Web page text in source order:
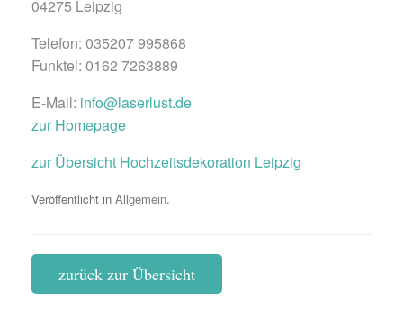
04275 Leipzig
Telefon: 035207 995868
Funktel: 0162 7263889
E-Mail: info@laserlust.de
zur Homepage
zur Übersicht Hochzeitsdekoration Leipzig
Veröffentlicht in Allgemein.
zurück zur Übersicht